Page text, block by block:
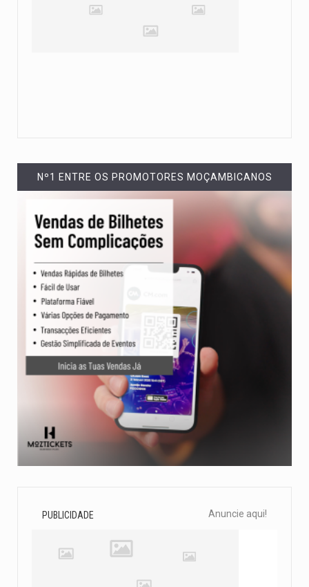
Nº1 ENTRE OS PROMOTORES MOÇAMBICANOS
PUBLICIDADE Anuncie aqui!